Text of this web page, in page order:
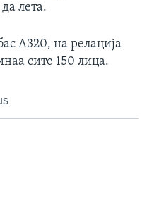
лета.
А320, на релација
сите 150 лица.